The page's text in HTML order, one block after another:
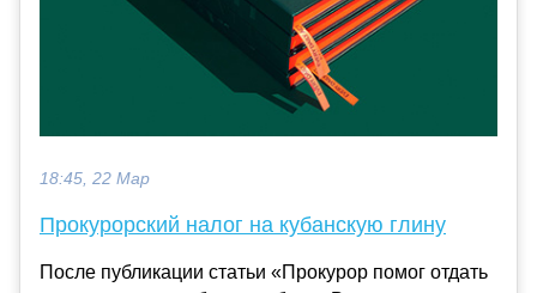
18:45, 22 Мар
Прокурорский налог на кубанскую глину
После публикации статьи «Прокурор помог отдать